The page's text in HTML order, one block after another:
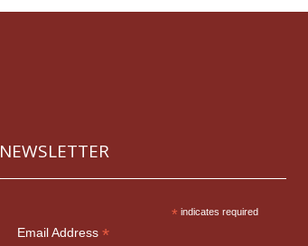
NEWSLETTER
* indicates required
Email Address *